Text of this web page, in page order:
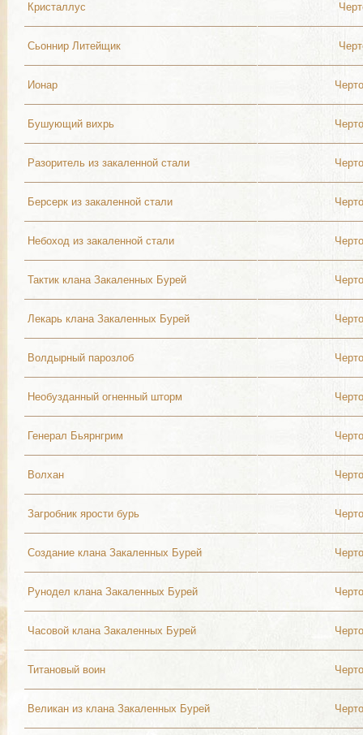
Кристаллус
Сьоннир Литейщик
Ионар
Бушующий вихрь
Разоритель из закаленной стали
Берсерк из закаленной стали
Небоход из закаленной стали
Тактик клана Закаленных Бурей
Лекарь клана Закаленных Бурей
Волдырный парозлоб
Необузданный огненный шторм
Генерал Бьярнгрим
Волхан
Загробник ярости бурь
Создание клана Закаленных Бурей
Рунодел клана Закаленных Бурей
Часовой клана Закаленных Бурей
Титановый воин
Великан из клана Закаленных Бурей